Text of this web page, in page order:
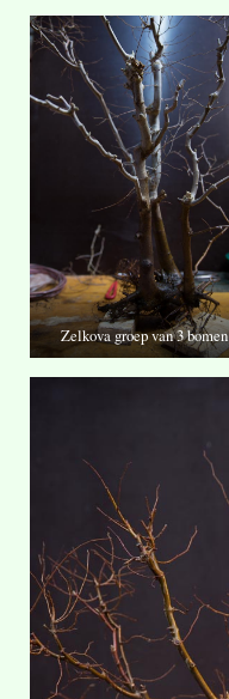
Zelkova groep van 3 bomen